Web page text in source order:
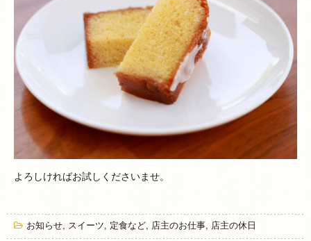
よろしければお試しくださいませ。
お知らせ, スイーツ, 定食など, 店主のお仕事, 店主の休日